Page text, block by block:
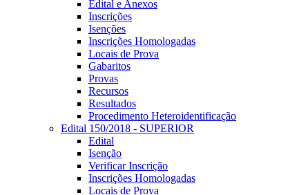
Edital e Anexos
Inscrições
Isenções
Inscrições Homologadas
Locais de Prova
Gabaritos
Provas
Recursos
Resultados
Procedimento Heteroidentificação
Edital 150/2018 - SUPERIOR
Edital
Isenção
Verificar Inscrição
Inscrições Homologadas
Locais de Prova